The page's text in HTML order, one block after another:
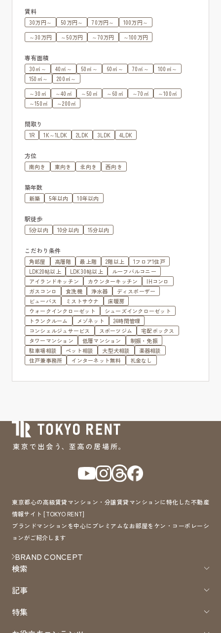
賃料
30万円～ 50万円～ 70万円～
100万円～
～30万円
～50万円 ～70万円 ～100万円
専有面積
30㎡～ 40㎡～ 50㎡～ 60㎡～ 70㎡～
100㎡～
150㎡～
200㎡～
～30㎡
～40㎡ ～50㎡ ～60㎡ ～70㎡
～100㎡
～150㎡
～200㎡
間取り
1R 1K～1LDK 2LDK 3LDK 4LDK
方位
南向き 東向き 北向き 西向き
築年数
新築 5年以内 10年以内
駅徒歩
5分以内 10分以内 15分以内
こだわり条件
角部屋 高層階 最上階 2階以上
1フロア1住戸
LDK20帖以上
LDK30帖以上
ルーフバルコニー
アイランドキッチン
カウンターキッチン
IHコンロ
ガスコンロ
食洗機 浄水器
ディスポーザー
ビューバス
ミストサウナ
床暖房
ウォークインクローゼット
シューズインクローゼット
トランクルーム
メゾネット
24時間管理
コンシェルジュサービス
スポーツジム
宅配ボックス
タワーマンション
低層マンション
制振・免振
駐車場相談
ペット相談 大型犬相談
楽器相談
住戸兼事務所
インターネット無料 礼金なし
東京都心の高級賃貸マンション・分譲賃貸マンションに特化した不動産
情報サイト [TOKYO RENT]
ブランドマンションを中心にプレミアムなお部屋をケン・コーポレーシ
ョンがご紹介します
BRAND CONCEPT
検索
記事
特集